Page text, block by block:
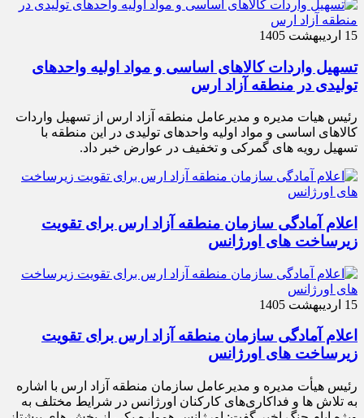
15 اردیبهشت 1405
تسهیل واردات کالاهای اساسی و مواد اولیه واحدهای
تولیدی در منطقه آزاد ارس
رئیس هیات مدیره و مدیرعامل منطقه آزاد ارس از تسهیل واردات
کالاهای اساسی و مواد اولیه واحدهای تولیدی در این منطقه با
تسهیل رویه های گمرکی و تخفیف در عوارض خبر داد.
اعلام آمادگی سازمان منطقه آزاد ارس برای تقویت
زیرساخت‌ های اورژانس
15 اردیبهشت 1405
اعلام آمادگی سازمان منطقه آزاد ارس برای تقویت
زیرساخت‌ های اورژانس
رئیس هیأت‌ مدیره و مدیرعامل سازمان منطقه آزاد ارس با اشاره
به تلاش‌ ها و فداکاری‌های کارکنان اورژانس در شرایط مختلف به‌